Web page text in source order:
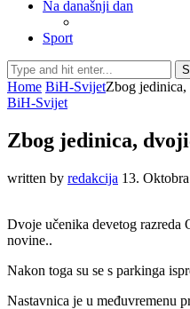
Na današnji dan
Sport
Home BiH-SvijetZbog
BiH-Svijet
Zbog jedinica,
written by redakcija 13.
Dvoje učenika devetog razreda
novine..
Nakon toga su se s parkinga
Nastavnica je u međuvremenu